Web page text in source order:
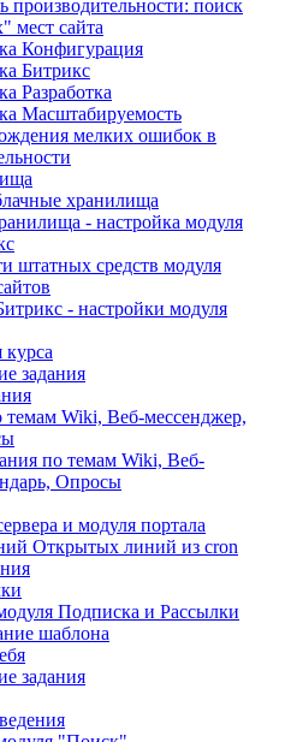
производительности: поиск
мест сайта
Конфигурация
Битрикс
Разработка
Масштабируемость
мелких ошибок в
хранилища
- настройка модуля
штатных средств модуля
- настройки модуля
задания
темам Wiki, Веб-мессенджер,
по темам Wiki, Веб-
Опросы
и модуля портала
Открытых линий из cron
Подписка и Рассылки
шаблона
задания